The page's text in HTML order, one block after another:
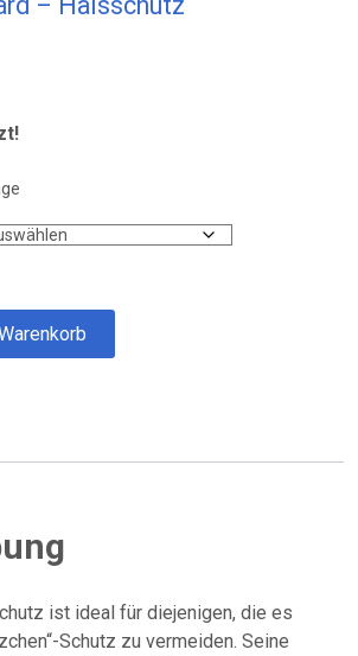
ist ideal für diejenigen, die es
Schutz zu vermeiden. Seine